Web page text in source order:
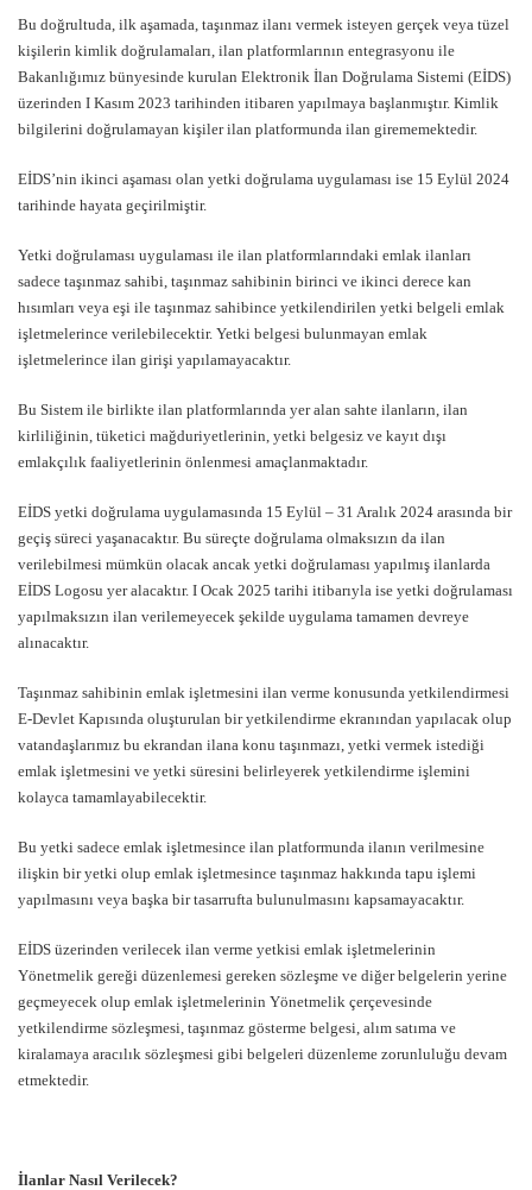
Bu doğrultuda, ilk aşamada, taşınmaz ilanı vermek isteyen gerçek veya tüzel
kişilerin kimlik doğrulamaları, ilan platformlarının entegrasyonu ile
Bakanlığımız bünyesinde kurulan Elektronik İlan Doğrulama Sistemi (EİDS)
üzerinden I Kasım 2023 tarihinden itibaren yapılmaya başlanmıştır. Kimlik
bilgilerini doğrulamayan kişiler ilan platformunda ilan girememektedir.
EİDS’nin ikinci aşaması olan yetki doğrulama uygulaması ise 15 Eylül 2024
tarihinde hayata geçirilmiştir.
Yetki doğrulaması uygulaması ile ilan platformlarındaki emlak ilanları
sadece taşınmaz sahibi, taşınmaz sahibinin birinci ve ikinci derece kan
hısımları veya eşi ile taşınmaz sahibince yetkilendirilen yetki belgeli emlak
işletmelerince verilebilecektir. Yetki belgesi bulunmayan emlak
işletmelerince ilan girişi yapılamayacaktır.
Bu Sistem ile birlikte ilan platformlarında yer alan sahte ilanların, ilan
kirliliğinin, tüketici mağduriyetlerinin, yetki belgesiz ve kayıt dışı
emlakçılık faaliyetlerinin önlenmesi amaçlanmaktadır.
EİDS yetki doğrulama uygulamasında 15 Eylül – 31 Aralık 2024 arasında bir
geçiş süreci yaşanacaktır. Bu süreçte doğrulama olmaksızın da ilan
verilebilmesi mümkün olacak ancak yetki doğrulaması yapılmış ilanlarda
EİDS Logosu yer alacaktır. I Ocak 2025 tarihi itibarıyla ise yetki doğrulaması
yapılmaksızın ilan verilemeyecek şekilde uygulama tamamen devreye
alınacaktır.
Taşınmaz sahibinin emlak işletmesini ilan verme konusunda yetkilendirmesi
E-Devlet Kapısında oluşturulan bir yetkilendirme ekranından yapılacak olup
vatandaşlarımız bu ekrandan ilana konu taşınmazı, yetki vermek istediği
emlak işletmesini ve yetki süresini belirleyerek yetkilendirme işlemini
kolayca tamamlayabilecektir.
Bu yetki sadece emlak işletmesince ilan platformunda ilanın verilmesine
ilişkin bir yetki olup emlak işletmesince taşınmaz hakkında tapu işlemi
yapılmasını veya başka bir tasarrufta bulunulmasını kapsamayacaktır.
EİDS üzerinden verilecek ilan verme yetkisi emlak işletmelerinin
Yönetmelik gereği düzenlemesi gereken sözleşme ve diğer belgelerin yerine
geçmeyecek olup emlak işletmelerinin Yönetmelik çerçevesinde
yetkilendirme sözleşmesi, taşınmaz gösterme belgesi, alım satıma ve
kiralamaya aracılık sözleşmesi gibi belgeleri düzenleme zorunluluğu devam
etmektedir.
İlanlar Nasıl Verilecek?